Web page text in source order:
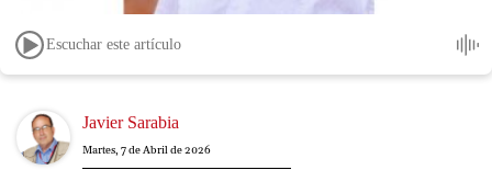
Escuchar este artículo
Image Javier Sarabia
Martes, 7 de Abril de 2026